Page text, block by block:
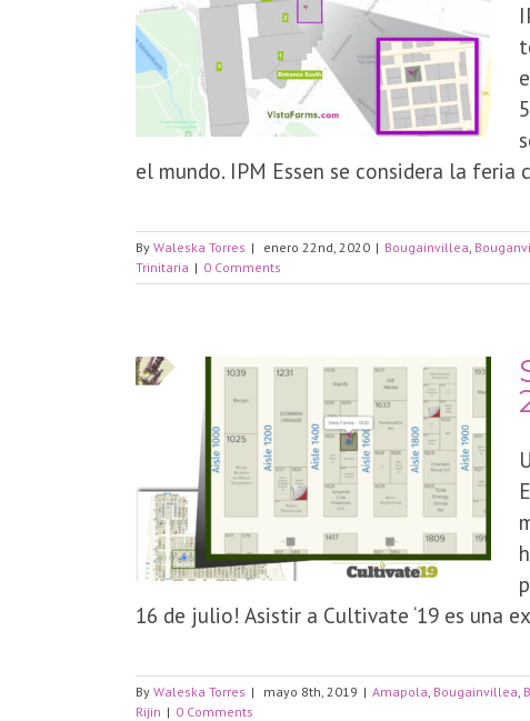
el mundo. IPM Essen se considera la
By Waleska Torres | enero 22nd, 2020 | Bougainvillea,
Trinitaria | 0 Comments
16 de julio! Asistir a Cultivate ‘19 es una
By Waleska Torres | mayo 8th, 2019 | Amapola, Bougainvillea,
Rijin | 0 Comments